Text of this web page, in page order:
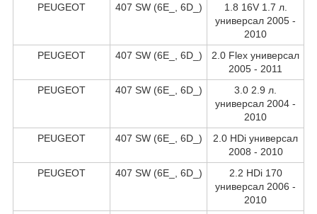
PEUGEOT
407 SW (6E_, 6D_)
1.8 16V 1.7 л.
универсал 2005 -
2010
PEUGEOT
407 SW (6E_, 6D_)
2.0 Flex универсал
2005 - 2011
PEUGEOT
407 SW (6E_, 6D_)
3.0 2.9 л.
универсал 2004 -
2010
PEUGEOT
407 SW (6E_, 6D_)
2.0 HDi универсал
2008 - 2010
PEUGEOT
407 SW (6E_, 6D_)
2.2 HDi 170
универсал 2006 -
2010